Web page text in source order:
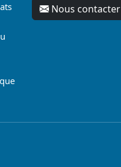
Nous contacter